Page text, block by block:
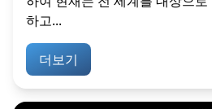
하고...
더보기